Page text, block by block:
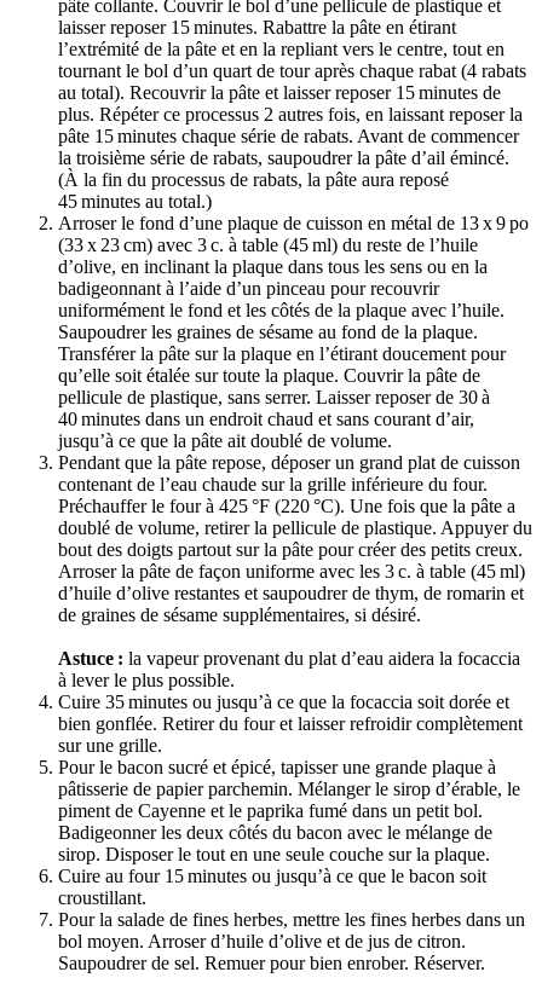
pâte collante. Couvrir le bol d’une pellicule de plastique et
laisser reposer 15 minutes. Rabattre la pâte en étirant
l’extrémité de la pâte et en la repliant vers le centre, tout en
tournant le bol d’un quart de tour après chaque rabat (4 rabats
au total). Recouvrir la pâte et laisser reposer 15 minutes de
plus. Répéter ce processus 2 autres fois, en laissant reposer la
pâte 15 minutes chaque série de rabats. Avant de commencer
la troisième série de rabats, saupoudrer la pâte d’ail émincé.
(À la fin du processus de rabats, la pâte aura reposé
45 minutes au total.)
Arroser le fond d’une plaque de cuisson en métal de 13 x 9 po
(33 x 23 cm) avec 3 c. à table (45 ml) du reste de l’huile
d’olive, en inclinant la plaque dans tous les sens ou en la
badigeonnant à l’aide d’un pinceau pour recouvrir
uniformément le fond et les côtés de la plaque avec l’huile.
Saupoudrer les graines de sésame au fond de la plaque.
Transférer la pâte sur la plaque en l’étirant doucement pour
qu’elle soit étalée sur toute la plaque. Couvrir la pâte de
pellicule de plastique, sans serrer. Laisser reposer de 30 à
40 minutes dans un endroit chaud et sans courant d’air,
jusqu’à ce que la pâte ait doublé de volume.
Pendant que la pâte repose, déposer un grand plat de cuisson
contenant de l’eau chaude sur la grille inférieure du four.
Préchauffer le four à 425 °F (220 °C). Une fois que la pâte a
doublé de volume, retirer la pellicule de plastique. Appuyer du
bout des doigts partout sur la pâte pour créer des petits creux.
Arroser la pâte de façon uniforme avec les 3 c. à table (45 ml)
d’huile d’olive restantes et saupoudrer de thym, de romarin et
de graines de sésame supplémentaires, si désiré.
Astuce : la vapeur provenant du plat d’eau aidera la focaccia
à lever le plus possible.
Cuire 35 minutes ou jusqu’à ce que la focaccia soit dorée et
bien gonflée. Retirer du four et laisser refroidir complètement
sur une grille.
Pour le bacon sucré et épicé, tapisser une grande plaque à
pâtisserie de papier parchemin. Mélanger le sirop d’érable, le
piment de Cayenne et le paprika fumé dans un petit bol.
Badigeonner les deux côtés du bacon avec le mélange de
sirop. Disposer le tout en une seule couche sur la plaque.
Cuire au four 15 minutes ou jusqu’à ce que le bacon soit
croustillant.
Pour la salade de fines herbes, mettre les fines herbes dans un
bol moyen. Arroser d’huile d’olive et de jus de citron.
Saupoudrer de sel. Remuer pour bien enrober. Réserver.